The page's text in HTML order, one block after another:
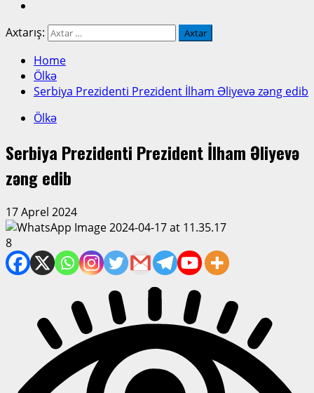
Axtarış:
Home
Ölkə
Serbiya Prezidenti Prezident İlham Əliyevə zəng edib
Ölkə
Serbiya Prezidenti Prezident İlham Əliyevə
zəng edib
17 Aprel 2024
8